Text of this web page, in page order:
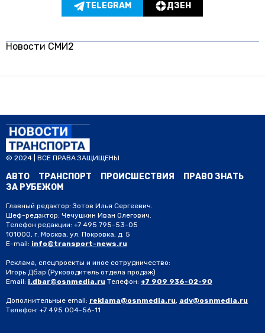
TELEGRAM ДЗЕН
Новости СМИ2
© 2024 | ВСЕ ПРАВА ЗАЩИЩЕНЫ
АВТО ТРАНСПОРТ ПРОИСШЕСТВИЯ
ПРАВО ЗНАТЬ
ЗА РУБЕЖОМ
Главный редактор: Зотов Илья Сергеевич.
Шеф-редактор: Чечушкин Иван Олегович.
Телефон редакции: +7 495 795-53-05
101000, г. Москва, ул. Покровка, д. 5
E-mail: info@transport-news.ru
Реклама, спецпроекты и иное сотрудничество:
Игорь Дбар (Руководитель отдела продаж)
Email: i.dbar@osnmedia.ru Телефон: +7 909 936-02-90
Дополнительные email: reklama@osnmedia.ru, adv@osnmedia.ru
Телефон: +7 495 004-56-11